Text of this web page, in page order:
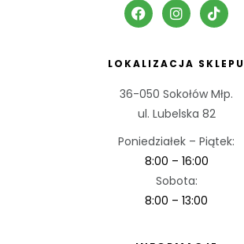
LOKALIZACJA SKLEPU
36-050 Sokołów Młp.
ul. Lubelska 82
Poniedziałek – Piątek:
8:00 – 16:00
Sobota:
8:00 – 13:00